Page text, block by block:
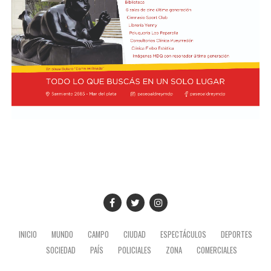
INICIO MUNDO CAMPO CIUDAD ESPECTÁCULOS
DEPORTES
SOCIEDAD
PAÍS POLICIALES ZONA COMERCIALES